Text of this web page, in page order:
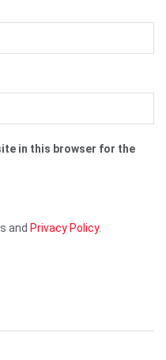
in this browser for the
and Privacy Policy.